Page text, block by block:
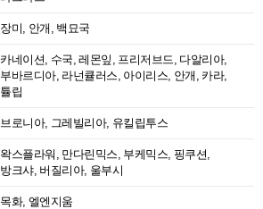
장미, 안개, 백묘국
카네이션, 수국, 레몬잎, 프리저브드, 다알리아,
부바르디아, 라넌큘러스, 아이리스, 안개, 카라,
튤립
브로니아, 그레빌리아, 유킬립투스
왁스플라워, 만다린믹스, 부케믹스, 핑쿠션,
방크샤, 버질리아, 울부시
목화, 엘엔지움